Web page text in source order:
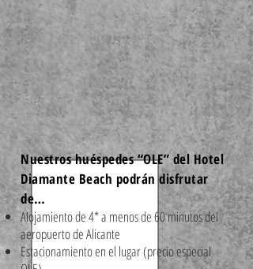
Nuestros huéspedes “OLE” del Hotel
Diamante Beach podrán disfrutar
de…
Alojamiento de 4* a menos de 60 minutos del
aeropuerto de Alicante
Estacionamiento en el lugar (precio especial